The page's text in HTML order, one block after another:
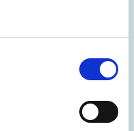
.eu este